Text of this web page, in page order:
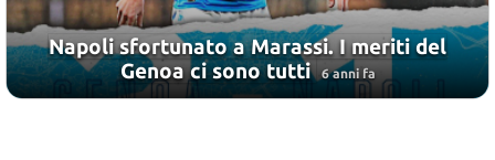
Napoli sfortunato a Marassi. I meriti del
Genoa ci sono tutti 6 anni fa